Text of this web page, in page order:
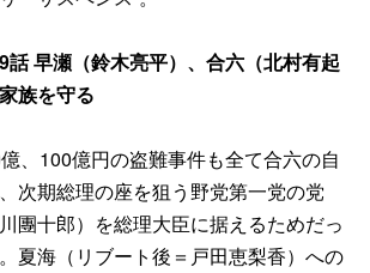
早瀬（鈴木亮平）、合六（北村有起
族を守る
、100億円の盗難事件も全て合六の自
次期総理の座を狙う野党第一党の党
團十郎）を総理大臣に据えるためだっ
夏海（リブート後＝戸田恵梨香）への